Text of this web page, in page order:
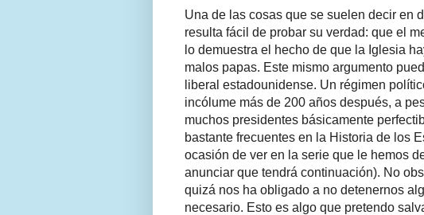
Una de las cosas que se suelen decir en
resulta fácil de probar su verdad: que el
lo demuestra el hecho de que la Iglesia
malos papas. Este mismo argumento
liberal estadounidense. Un régimen
incólume más de 200 años después, a
muchos presidentes básicamente
bastante frecuentes en la Historia de los
ocasión de ver en la serie que le hemos
anunciar que tendrá continuación). No
quizá nos ha obligado a no detenernos
necesario. Esto es algo que pretendo